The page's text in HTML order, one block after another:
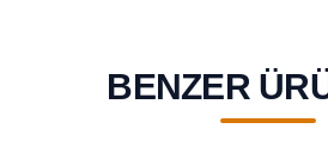
BENZER